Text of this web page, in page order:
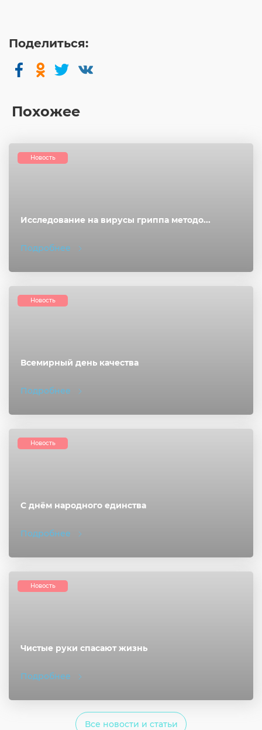
Поделиться:
Похожее
Исследование на вирусы гриппа методо...
Подробнее
Новость
Всемирный день качества
Подробнее
Новость
С днём народного единства
Подробнее
Новость
Чистые руки спасают жизнь
Подробнее
Новость
Все новости и статьи